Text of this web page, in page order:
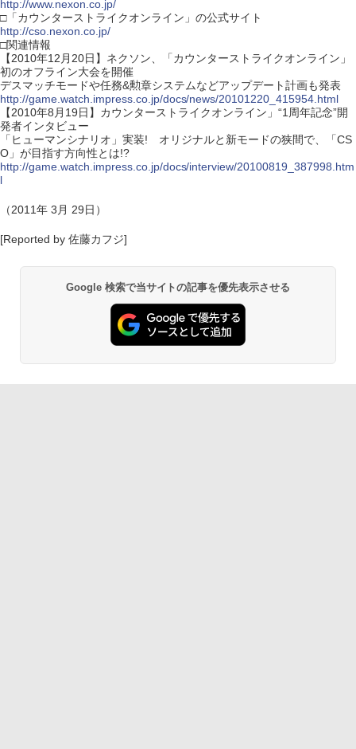
http://www.nexon.co.jp/
□「カウンターストライクオンライン」の公式サイト
http://cso.nexon.co.jp/
□関連情報
【2010年12月20日】ネクソン、「カウンターストライクオンライン」
初のオフライン大会を開催
デスマッチモードや任務&勲章システムなどアップデート計画も発表
http://game.watch.impress.co.jp/docs/news/20101220_415954.html
【2010年8月19日】カウンターストライクオンライン」“1周年記念”開
発者インタビュー
「ヒューマンシナリオ」実装! オリジナルと新モードの狭間で、「CS
O」が目指す方向性とは!?
http://game.watch.impress.co.jp/docs/interview/20100819_387998.htm
l
（2011年 3月 29日）
[Reported by 佐藤カフジ]
Google 検索で当サイトの記事を優先表示させる